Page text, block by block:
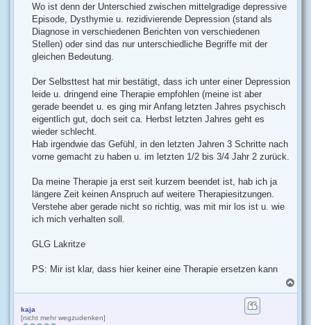
Wo ist denn der Unterschied zwischen mittelgradige depressive
Episode, Dysthymie u. rezidivierende Depression (stand als
Diagnose in verschiedenen Berichten von verschiedenen
Stellen) oder sind das nur unterschiedliche Begriffe mit der
gleichen Bedeutung.
Der Selbsttest hat mir bestätigt, dass ich unter einer Depression
leide u. dringend eine Therapie empfohlen (meine ist aber
gerade beendet u. es ging mir Anfang letzten Jahres psychisch
eigentlich gut, doch seit ca. Herbst letzten Jahres geht es
wieder schlecht.
Hab irgendwie das Gefühl, in den letzten Jahren 3 Schritte nach
vorne gemacht zu haben u. im letzten 1/2 bis 3/4 Jahr 2 zurück.
Da meine Therapie ja erst seit kurzem beendet ist, hab ich ja
längere Zeit keinen Anspruch auf weitere Therapiesitzungen.
Verstehe aber gerade nicht so richtig, was mit mir los ist u. wie
ich mich verhalten soll.
GLG Lakritze
PS: Mir ist klar, dass hier keiner eine Therapie ersetzen kann
a
kaja
[nicht mehr wegzudenken]